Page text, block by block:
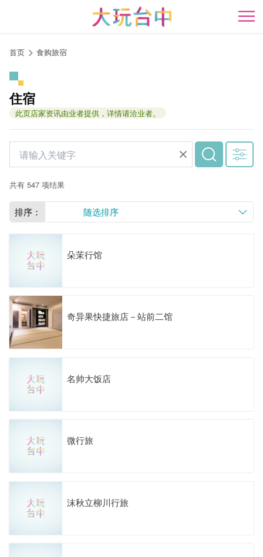
开
首页 食购旅宿
住宿
此页店家资讯由业者提供，详情请洽业者。
共有 547 项结果
排序： 随选排序
朵茉行馆
奇异果快捷旅店－站前二馆
名帅大饭店
微行旅
沫秋立柳川行旅